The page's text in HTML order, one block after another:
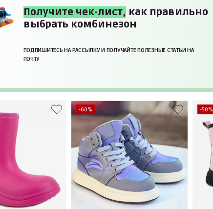
Получите чек-лист, как правильно
выбрать комбинезон
ПОДПИШИТЕСЬ НА РАССЫЛКУ И ПОЛУЧАЙТЕ ПОЛЕЗНЫЕ СТАТЬИ НА
ПОЧТУ
-60% -50%